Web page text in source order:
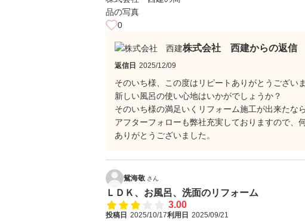
0
株式会社 西建からの返信
返信日 2025/12/09
そのいち様、この度はリピートありがとうございま
新しい風呂の使い心地はいかがでしょうか？
そのいち様の満足いくリフォーム施工が出来たな
アフターフォローも弊社充実しておりますので、
ありがとうございました。
鴛海敬 さん
ＬＤＫ、お風呂、洗面のリフォーム
3.00
投稿日 2025/10/17利用日 2025/09/21